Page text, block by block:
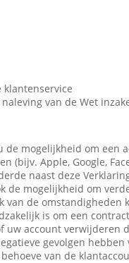
van de Wet
mogelijkheid om een
(bijv. Apple, Google,
naast deze
de mogelijkheid om
de omstandigheden
is om een
account verwijderen
gevolgen
van de